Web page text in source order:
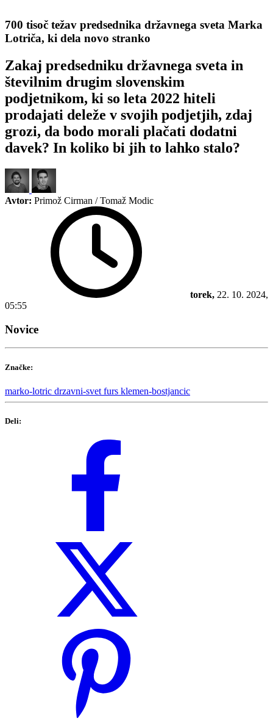
700 tisoč težav predsednika državnega sveta Marka
Lotriča, ki dela novo stranko
Zakaj predsedniku državnega sveta in
številnim drugim slovenskim
podjetnikom, ki so leta 2022 hiteli
prodajati deleže v svojih podjetjih, zdaj
grozi, da bodo morali plačati dodatni
davek? In koliko bi jih to lahko stalo?
Avtor: Primož Cirman / Tomaž Modic
torek, 22. 10. 2024,
05:55
Novice
Značke:
marko-lotric drzavni-svet furs klemen-bostjancic
Deli: